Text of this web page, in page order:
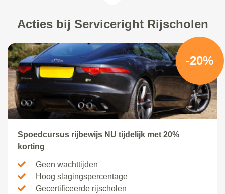
Acties bij Serviceright Rijscholen
-20%
Spoedcursus rijbewijs NU tijdelijk met 20%
korting
Geen wachttijden
Hoog slagingspercentage
Gecertificeerde rijscholen